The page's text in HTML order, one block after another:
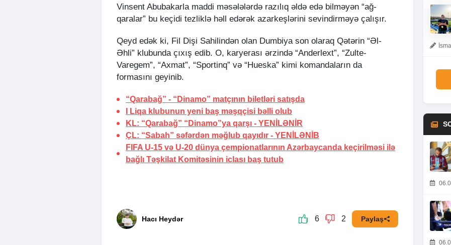
Vinsent Abubakarla maddi məsələlərdə razılıq əldə edə bilməyən “ağ-
qaralar” bu keçidi tezliklə həll edərək azarkeşlərini sevindirməyə çalışır.
Qeyd edək ki, Fil Dişi Sahilindən olan Dumbiya son olaraq Qətərin “Əl-
Əhli” klubunda çıxış edib. O, karyerası ərzində “Anderlext”, “Zulte-
Varegem”, “Axmat”, “Sportinq” və “Hueska” kimi komandaların da
formasını geyinib.
“Qarabağ” - “Dinamo” matçının biletləri satışda
I Liqa klubunun yeni baş məşqçisi bəlli olub
KL: “Qarabağ” “Dinamo”ya qarşı - YENİLƏNİR
ÇL: “Sabah” səfərdən məğlub qayıdır - YENİLƏNİB
FIFA U-15 və U-20 dünya çempionatlarının Azərbaycanda keçirilməsi ilə
bağlı Təşkilat Komitəsinin iclası baş tutub
Hacı Heydər 6 2 Paylaş